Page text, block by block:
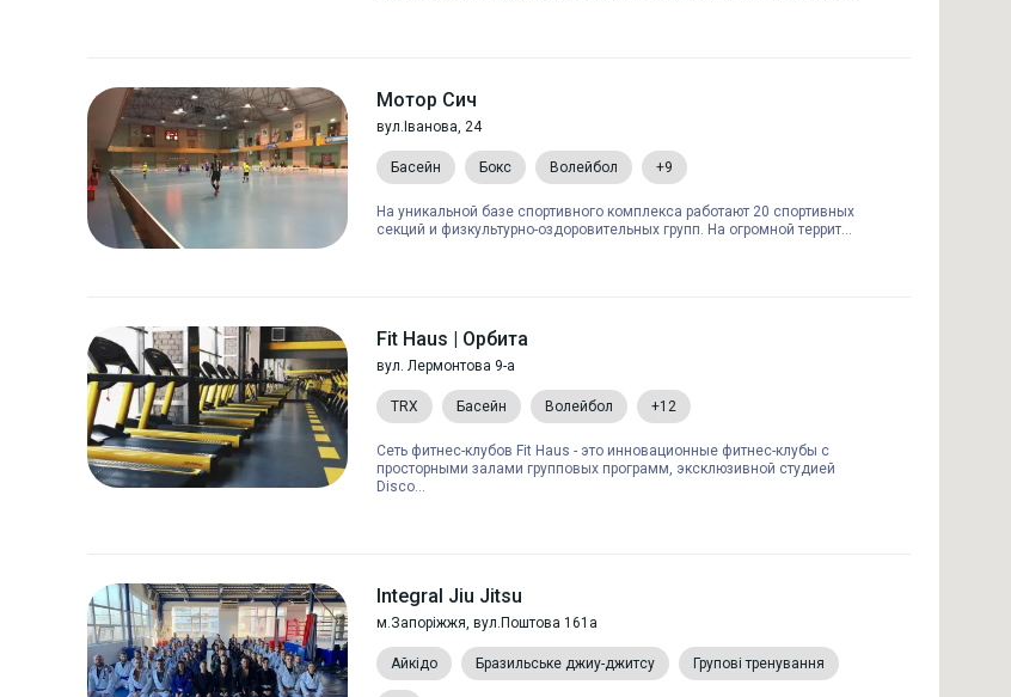
Мотор Сич
вул.Іванова, 24
Басейн Бокс Волейбол +9
На уникальной базе спортивного комплекса работают 20 спортивных
секций и физкультурно-оздоровительных групп. На огромной террит...
Fit Haus | Орбита
вул. Лермонтова 9-а
TRX Басейн Волейбол +12
Сеть фитнес-клубов Fit Haus - это инновационные фитнес-клубы с
просторными залами групповых программ, эксклюзивной студией
Disco...
Integral Jiu Jitsu
м.Запоріжжя, вул.Поштова 161а
Айкідо Бразильське джиу-джитсу Групові тренування